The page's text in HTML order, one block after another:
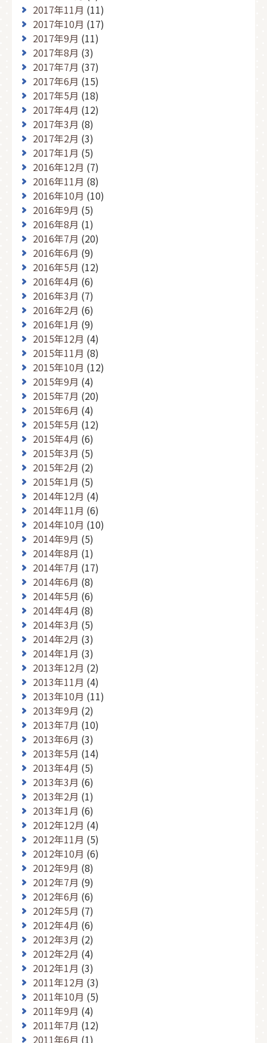
2017年11月 (11)
2017年10月 (17)
2017年9月 (11)
2017年8月 (3)
2017年7月 (37)
2017年6月 (15)
2017年5月 (18)
2017年4月 (12)
2017年3月 (8)
2017年2月 (3)
2017年1月 (5)
2016年12月 (7)
2016年11月 (8)
2016年10月 (10)
2016年9月 (5)
2016年8月 (1)
2016年7月 (20)
2016年6月 (9)
2016年5月 (12)
2016年4月 (6)
2016年3月 (7)
2016年2月 (6)
2016年1月 (9)
2015年12月 (4)
2015年11月 (8)
2015年10月 (12)
2015年9月 (4)
2015年7月 (20)
2015年6月 (4)
2015年5月 (12)
2015年4月 (6)
2015年3月 (5)
2015年2月 (2)
2015年1月 (5)
2014年12月 (4)
2014年11月 (6)
2014年10月 (10)
2014年9月 (5)
2014年8月 (1)
2014年7月 (17)
2014年6月 (8)
2014年5月 (6)
2014年4月 (8)
2014年3月 (5)
2014年2月 (3)
2014年1月 (3)
2013年12月 (2)
2013年11月 (4)
2013年10月 (11)
2013年9月 (2)
2013年7月 (10)
2013年6月 (3)
2013年5月 (14)
2013年4月 (5)
2013年3月 (6)
2013年2月 (1)
2013年1月 (6)
2012年12月 (4)
2012年11月 (5)
2012年10月 (6)
2012年9月 (8)
2012年7月 (9)
2012年6月 (6)
2012年5月 (7)
2012年4月 (6)
2012年3月 (2)
2012年2月 (4)
2012年1月 (3)
2011年12月 (3)
2011年10月 (5)
2011年9月 (4)
2011年7月 (12)
2011年6月 (1)